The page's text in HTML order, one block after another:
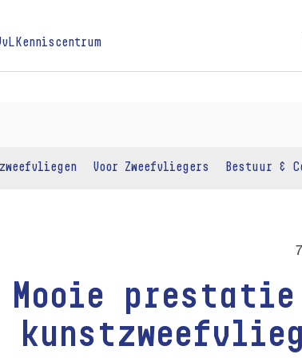
Kenniscentrum
Voor Zweefvliegers Bestuur &
Mooie prestatie